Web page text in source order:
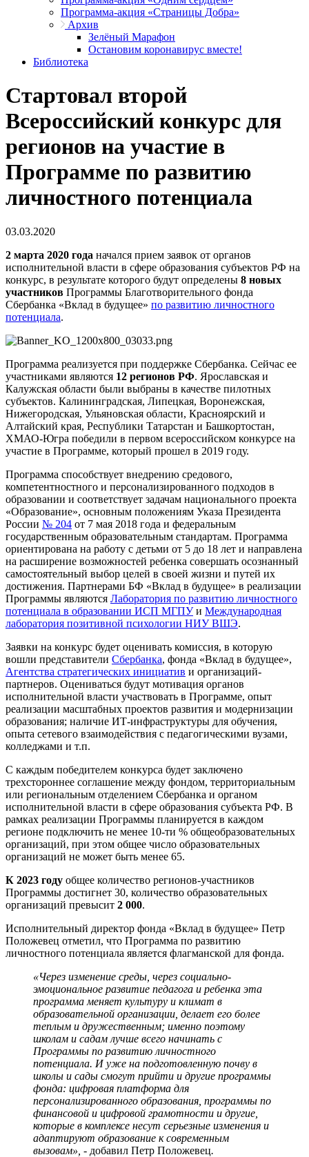
Программа-акция «Страницы Добра»
Архив
Зелёный Марафон
Остановим коронавирус вместе!
Библиотека
Стартовал второй
Всероссийский конкурс для
регионов на участие в
Программе по развитию
личностного потенциала
03.03.2020
2 марта 2020 года начался прием заявок от органов
исполнительной власти в сфере образования субъектов РФ на
конкурс, в результате которого будут определены 8 новых
участников Программы Благотворительного фонда
Сбербанка «Вклад в будущее» по развитию личностного
потенциала.
Программа реализуется при поддержке Сбербанка. Сейчас ее
участниками являются 12 регионов РФ. Ярославская и
Калужская области были выбраны в качестве пилотных
субъектов. Калининградская, Липецкая, Воронежская,
Нижегородская, Ульяновская области, Красноярский и
Алтайский края, Республики Татарстан и Башкортостан,
ХМАО-Югра победили в первом всероссийском конкурсе на
участие в Программе, который прошел в 2019 году.
Программа способствует внедрению средового,
компетентностного и персонализированного подходов в
образовании и соответствует задачам национального проекта
«Образование», основным положениям Указа Президента
России № 204 от 7 мая 2018 года и федеральным
государственным образовательным стандартам. Программа
ориентирована на работу с детьми от 5 до 18 лет и направлена
на расширение возможностей ребенка совершать осознанный
самостоятельный выбор целей в своей жизни и путей их
достижения. Партнерами БФ «Вклад в будущее» в реализации
Программы являются Лаборатория по развитию личностного
потенциала в образовании ИСП МГПУи Международная
лаборатория позитивной психологии НИУ ВШЭ.
Заявки на конкурс будет оценивать комиссия, в которую
вошли представители Сбербанка, фонда «Вклад в будущее»,
Агентства стратегических инициатив и организаций-
партнеров. Оцениваться будут мотивация органов
исполнительной власти участвовать в Программе, опыт
реализации масштабных проектов развития и модернизации
образования; наличие ИТ-инфраструктуры для обучения,
опыта сетевого взаимодействия с педагогическими вузами,
колледжами и т.п.
С каждым победителем конкурса будет заключено
трехстороннее соглашение между фондом, территориальным
или региональным отделением Сбербанка и органом
исполнительной власти в сфере образования субъекта РФ. В
рамках реализации Программы планируется в каждом
регионе подключить не менее 10-ти % общеобразовательных
организаций, при этом общее число образовательных
организаций не может быть менее 65.
К 2023 году общее количество регионов-участников
Программы достигнет 30, количество образовательных
организаций превысит 2 000.
Исполнительный директор фонда «Вклад в будущее» Петр
Положевец отметил, что Программа по развитию
личностного потенциала является флагманской для фонда.
«Через изменение среды, через социально-
эмоциональное развитие педагога и ребенка эта
программа меняет культуру и климат в
образовательной организации, делает его более
теплым и дружественным; именно поэтому
школам и садам лучше всего начинать с
Программы по развитию личностного
потенциала. И уже на подготовленную почву в
школы и сады смогут прийти и другие программы
фонда: цифровая платформа для
персонализированного образования, программы по
финансовой и цифровой грамотности и другие,
которые в комплексе несут серьезные изменения и
адаптируют образование к современным
вызовам», - добавил Петр Положевец.